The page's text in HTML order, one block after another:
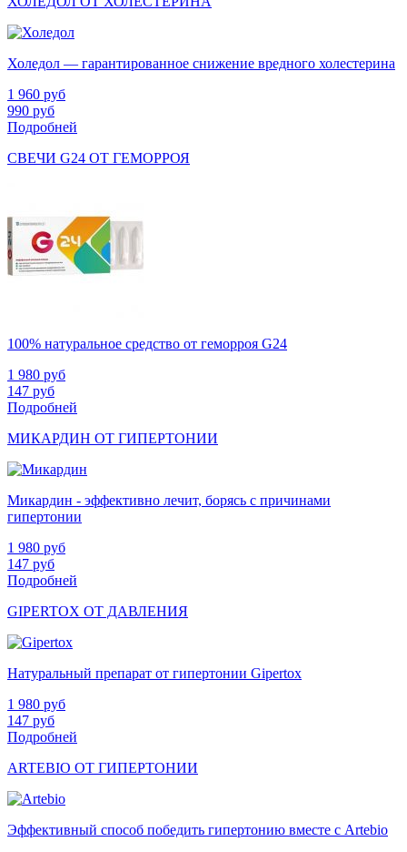
Холедол — гарантированное снижение вредного холестерина
1 960 руб
990 руб
Подробней
СВЕЧИ G24 ОТ ГЕМОРРОЯ
100% натуральное средство от геморроя G24
1 980 руб
147 руб
Подробней
МИКАРДИН ОТ ГИПЕРТОНИИ
Микардин - эффективно лечит, борясь с причинами
гипертонии
1 980 руб
147 руб
Подробней
GIPERTOX ОТ ДАВЛЕНИЯ
Натуральный препарат от гипертонии Gipertox
1 980 руб
147 руб
Подробней
ARTEBIO ОТ ГИПЕРТОНИИ
Эффективный способ победить гипертонию вместе с Artebio